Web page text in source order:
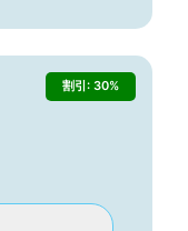
割引: 30%